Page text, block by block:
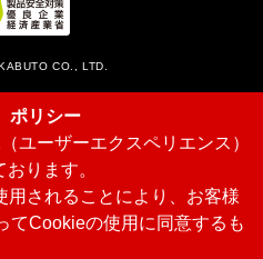
CO., LTD.
ポリシー
ユーザーエクスペリエンス）
ります。
用されることにより、お客様
てCookieの使用に同意するも